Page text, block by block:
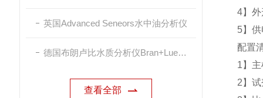
英国Advanced Seneors水中油分析仪
德国布朗卢比水质分析仪Bran+Luebbe
查看全部
4】
5】
配置
1】
2】